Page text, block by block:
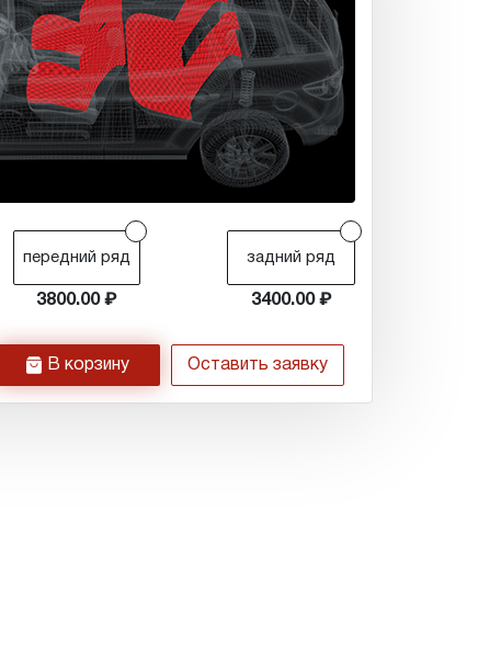
передний ряд
3800.00
задний ряд
3400.00
h В корзину Оставить заявку